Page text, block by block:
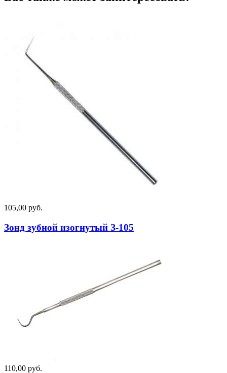
105,00 руб.
Зонд зубной изогнутый З-105
110,00 руб.